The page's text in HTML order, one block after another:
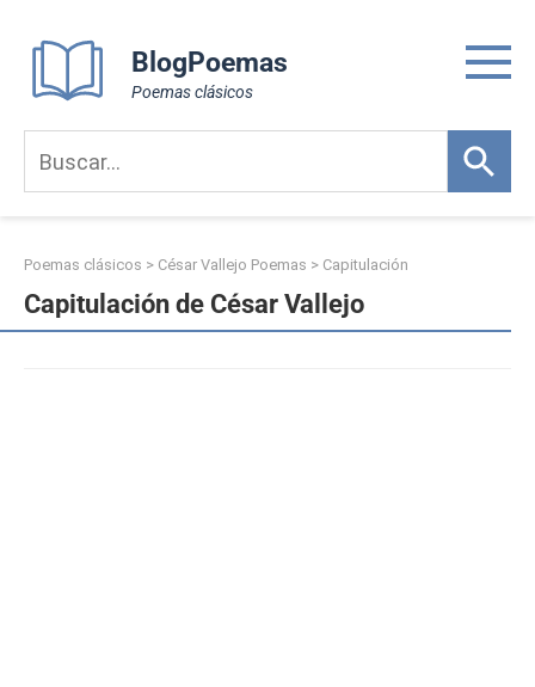
content
BlogPoemas
Poemas clásicos
Poemas clásicos > César Vallejo Poemas > Capitulación
Capitulación de César Vallejo